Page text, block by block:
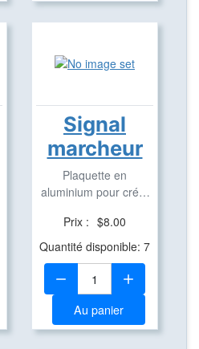
Signal
marcheur
Plaquette en
aluminium pour créer
Prix : $8.00
Quantité disponible: 7
Quantité:
Au panier